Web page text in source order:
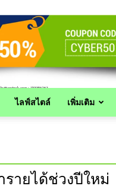
ไลฟ์สไตล์ เพิ่มเติม
ายได้ช่วงปีใหม่